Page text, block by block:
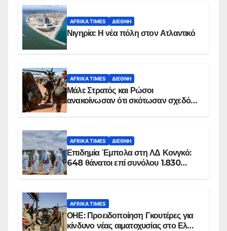
AFRIKA TIMES ΔΙΕΘΝΉ
Νιγηρία: Η νέα πόλη στον Ατλαντικό
AFRIKA TIMES ΔΙΕΘΝΉ
Μάλι: Στρατός και Ρώσοι
ανακοίνωσαν ότι σκότωσαν σχεδόν
AFRIKA TIMES ΔΙΕΘΝΉ
Επιδημία Έμπολα στη ΛΔ Κονγκό:
648 θάνατοι επί συνόλου 1.830
AFRIKA TIMES
ΟΗΕ: Προειδοποίηση Γκουτέρες για
κίνδυνο νέας αιματοχυσίας στο Ελ